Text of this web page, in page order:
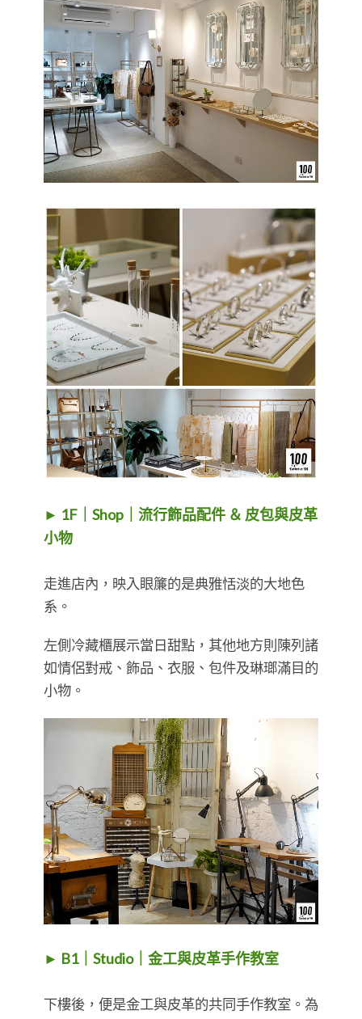
► 1F｜Shop｜流行飾品配件 ＆ 皮包與皮革
小物
走進店內，映入眼簾的是典雅恬淡的大地色
系。
左側冷藏櫃展示當日甜點，其他地方則陳列諸
如情侶對戒、飾品、衣服、包件及琳瑯滿目的
小物。
► B1｜Studio｜金工與皮革手作教室
下樓後，便是金工與皮革的共同手作教室。為